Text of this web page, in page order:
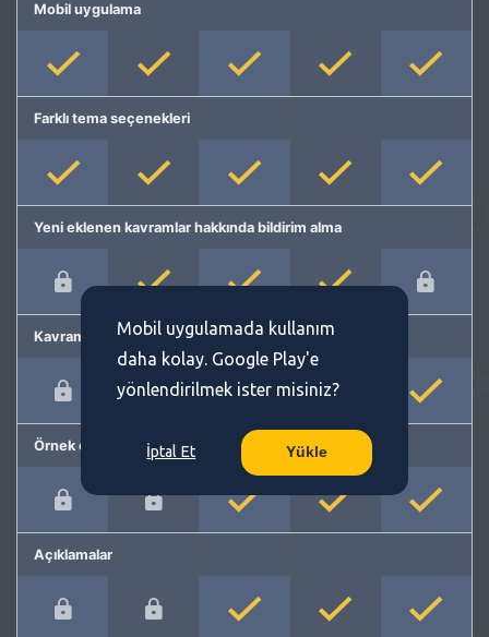
Mobil uygulama
Farklı tema seçenekleri
Yeni eklenen kavramlar hakkında bildirim alma
Kavram önerme
Örnek cümleler
Açıklamalar
Mobil uygulamada kullanım
daha kolay. Google Play'e
yönlendirilmek ister misiniz?
İptal Et Yükle